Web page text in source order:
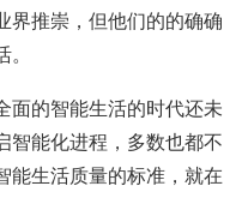
界推崇，但他们的的确确
的智能生活的时代还未
智能化进程，多数也都不
能生活质量的标准，就在